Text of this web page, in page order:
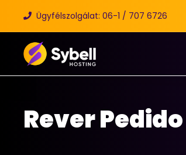
Ügyfélszolgálat: 06-1 / 707 6726
Rever Pedido